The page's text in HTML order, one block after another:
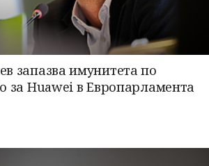
запазва имунитета по
за Huawei в Европарламента